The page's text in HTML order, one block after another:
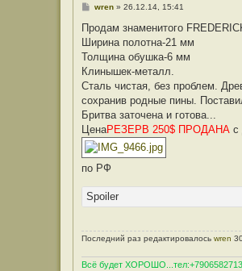
С
о
щ
е
и
е
wren» 26.12.14, 15:41
Продам знаменитого
Ширина полотна-21 мм
Толщина обушка-6 мм
Клинышек-металл.
Сталь чистая, без проблем.
сохранив родные пины.
Бритва заточена и готова...
ЦенаРЕЗЕРВ 250$ ПРОДАНА с
по РФ
Spoiler
Последний раз редактировалось wren
Всё будет